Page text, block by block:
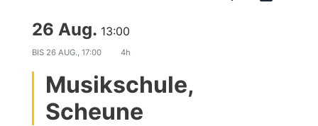
26 Aug. 13:00
BIS 26 AUG., 17:00 4h
Musikschule,
Scheune